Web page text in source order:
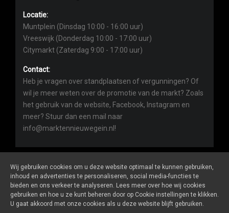
Locatie:
Muntplein (Dinsdag 10:00 - 16:00 uur)
Vreeswijk (Donderdag 10:00 - 17:00 uur)
Citymarkt (Zaterdag 9:00 - 17:00 uur)
Contact:
Heb je vragen over standplaatsen of vergunningen? Of
wil je meer weten over de promotie van de markt? Zoals
het gebruik van de website, Facebook, Instagram en
meer? Stuur dan een mail naar
info@marktennieuwegein.nl!
Marktennieuwegein.nlis een website van De Markt Online
ALGEMENE VOORWAARDEN
Wij gebruiken cookies om u deze website optimaal te kunnen gebruiken,
inhoud en advertenties te personaliseren, social media-functies te
bieden en ons verkeer te analyseren. Lees meer over hoe wij cookies
gebruiken en hoe u ze kunt beheren door op Cookie instellingen te klikken.
U gaat akkoord met onze cookies als u deze website blijft gebruiken.